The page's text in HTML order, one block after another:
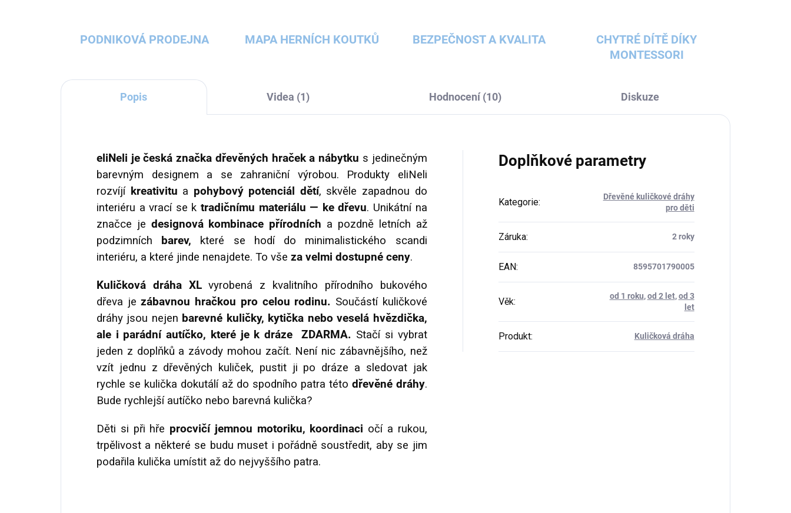
PODNIKOVÁ PRODEJNA MAPA HERNÍCH KOUTKŮ BEZPEČNOST A KVALITA
CHYTRÉ DÍTĚ DÍKY
MONTESSORI
Popis Videa (1) Hodnocení (10) Diskuze
eliNeli je česká značka dřevěných hraček a nábytku s jedinečným
barevným designem a se zahraniční výrobou. Produkty eliNeli
rozvíjí kreativitu a pohybový potenciál dětí, skvěle zapadnou do
interiéru a vrací se ktradičnímu materiálu — ke dřevu. Unikátní na
značce je designová kombinace přírodních a pozdně letních až
podzimních
barev, které se hodí do minimalistického scandi
interiéru, a které jinde nenajdete. To vše za velmi dostupné ceny.
Kuličková dráha XLvyrobená z kvalitního přírodního bukového
dřeva je zábavnou hračkou pro celou rodinu. Součástí kuličkové
dráhy jsou nejen barevné kuličky, kytička nebo veselá hvězdička,
ale i parádní autíčko, které je k dráze ZDARMA. Stačí si vybrat
jeden z doplňků a závody mohou začít. Není nic zábavnějšího, než
vzít jednu z dřevěných kuliček, pustit ji po dráze a sledovat jak
rychle se kulička dokutálí až do spodního patra této dřevěné dráhy.
Bude rychlejší autíčko nebo barevná kulička?
Děti si při hře procvičí jemnou motoriku, koordinaci očí a rukou,
trpělivost a některé se budu muset i pořádně soustředit, aby se jim
podařila kulička umístit až do nejvyššího patra.
Doplňkové parametry
Kategorie:
Dřevěné kuličkové dráhy
pro děti
Záruka: 2 roky
EAN: 8595701790005
Věk: od 1 roku,od 2 let,od 3
let
Produkt: Kuličková dráha